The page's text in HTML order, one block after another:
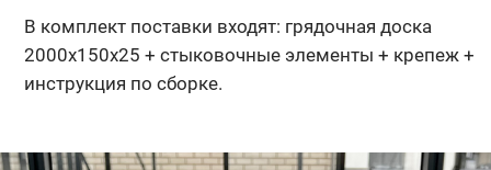
В комплект поставки входят: грядочная доска
2000х150х25 + стыковочные элементы + крепеж +
инструкция по сборке.